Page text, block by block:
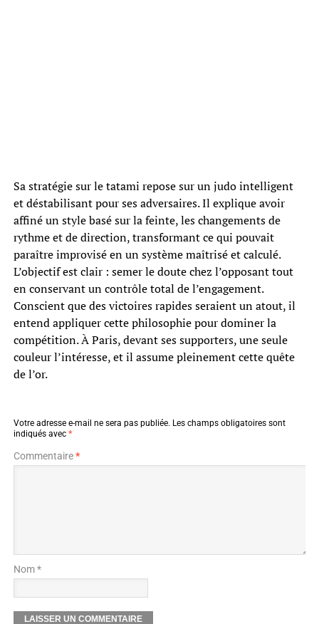
Sa stratégie sur le tatami repose sur un judo intelligent
et déstabilisant pour ses adversaires. Il explique avoir
affiné un style basé sur la feinte, les changements de
rythme et de direction, transformant ce qui pouvait
paraître improvisé en un système maîtrisé et calculé.
L’objectif est clair : semer le doute chez l’opposant tout
en conservant un contrôle total de l’engagement.
Conscient que des victoires rapides seraient un atout, il
entend appliquer cette philosophie pour dominer la
compétition. À Paris, devant ses supporters, une seule
couleur l’intéresse, et il assume pleinement cette quête
de l’or.
Votre adresse e-mail ne sera pas publiée. Les champs obligatoires sont
indiqués avec *
Commentaire*
Nom *